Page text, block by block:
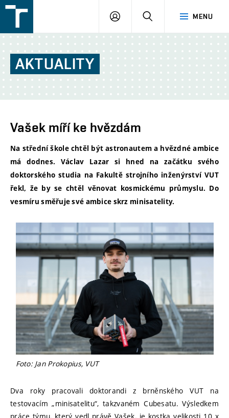
v
Brně
MENU
PŘIHLÁŠENÍ
AKTUALITY
Vašek míří ke hvězdám
Na střední škole chtěl být astronautem a hvězdné ambice
má dodnes. Václav Lazar si hned na začátku svého
doktorského studia na Fakultě strojního inženýrství VUT
řekl, že by se chtěl věnovat kosmickému průmyslu. Do
vesmíru směřuje své ambice skrz minisatelity.
Foto: Jan Prokopius, VUT
Dva roky pracovali doktorandi z brněnského VUT na
testovacím „minisatelitu“, takzvaném Cubesatu. Výsledkem
práce týmu, který vedl právě Vašek, je kostka velikosti 10 x